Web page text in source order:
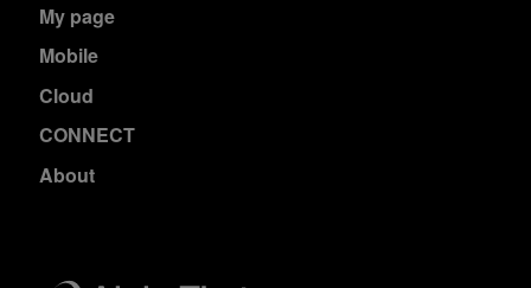
My page
Mobile
Cloud
CONNECT
About